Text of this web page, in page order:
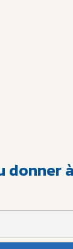
donner